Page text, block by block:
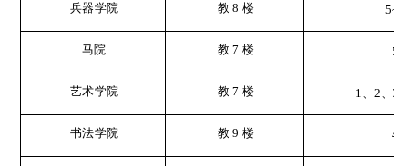
兵器学院 教 8 楼 5~6
马院 教 7 楼 5
艺术学院 教 7 楼 1 2 、3
书法学院 教 9 楼 4